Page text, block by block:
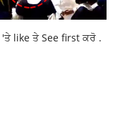
'ਤੇ like ਤੇ See first ਕਰੋ .